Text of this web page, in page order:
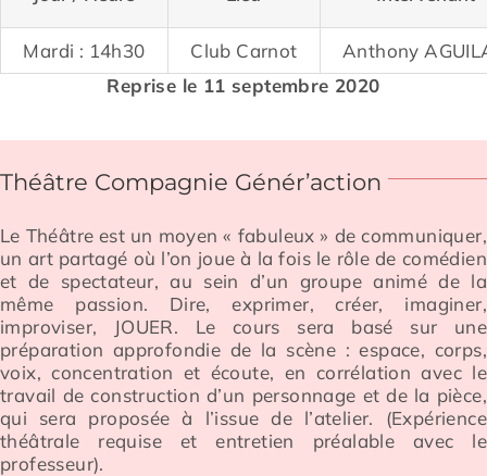
Mardi : 14h30 Club Carnot
Anthony
Reprise le 11 septembre 2020
Théâtre Compagnie Génér’action
Le Théâtre est un moyen « fabuleux » de communiquer,
un art partagé où l’on joue à lafois le rôle de comédien
et de spectateur, au sein d’un groupe animé de la
même passion. Dire, exprimer, créer, imaginer,
improviser, JOUER. Le cours sera basé sur une
préparation approfondie de la scène : espace, corps,
voix, concentration et écoute, en corrélation avec le
travail de construction d’un personnage et de la pièce,
qui sera proposée à l’issue de l’atelier. (Expérience
théâtrale requise et entretien préalable avec le
professeur).